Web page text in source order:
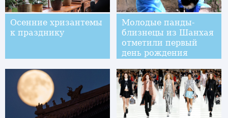
Осенние хризантемы
к празднику
Молодые панды-
близнецы из Шанхая
отметили первый
день рождения